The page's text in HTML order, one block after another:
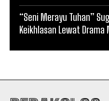
“Seni Merayu Tuhan”
Keikhlasan Lewat Drama